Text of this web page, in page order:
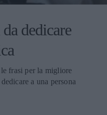
dedicare
frasi per la migliore
a una persona